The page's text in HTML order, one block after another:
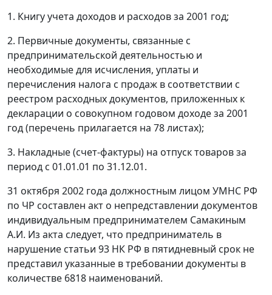
1. Книгу учета доходов и расходов за 2001 год;
2. Первичные документы, связанные с
предпринимательской деятельностью и
необходимые для исчисления, уплаты и
перечисления налога с продаж в соответствии с
реестром расходных документов, приложенных к
декларации о совокупном годовом доходе за 2001
год (перечень прилагается на 78 листах);
3. Накладные (счет-фактуры) на отпуск товаров за
период с 01.01.01 по 31.12.01.
31 октября 2002 года должностным лицом УМНС РФ
по ЧР составлен акт о непредставлении документов
индивидуальным предпринимателем Самакиным
А.И. Из акта следует, что предприниматель в
нарушение статьи 93 НК РФ в пятидневный срок не
представил указанные в требовании документы в
количестве 6818 наименований.